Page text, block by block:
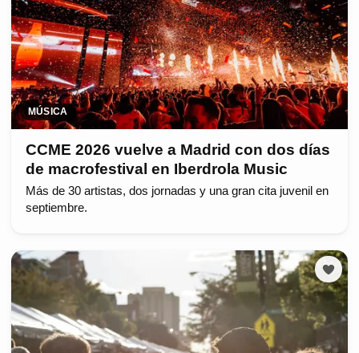
MÚSICA
CCME 2026 vuelve a Madrid con dos días
de macrofestival en Iberdrola Music
Más de 30 artistas, dos jornadas y una gran cita juvenil en
septiembre.